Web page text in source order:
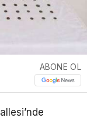
ABONE OL